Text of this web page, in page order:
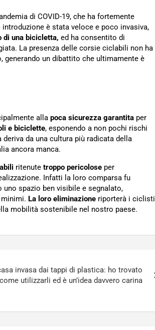
di COVID-19, che ha fortemente
introduzione è stata veloce e poco invasiva,
di una bicicletta, ed ha consentito di
La presenza delle corsie ciclabili non ha
un dibattito che ultimamente è
alla poca sicurezza garantita per
e biciclette, esponendo a non pochi rischi
da una cultura più radicata della
ancora manca.
ritenute troppo pericolose per
Infatti la loro comparsa fu
spazio ben visibile e segnalato,
La loro eliminazione riporterà i ciclisti
mobilità sostenibile nel nostro paese.
invasa dai tappi di plastica: ho trovato
come utilizzarli ed è un’idea davvero carina